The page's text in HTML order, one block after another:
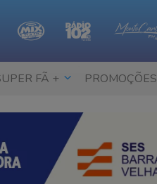
FÃ + PROMOÇÕES